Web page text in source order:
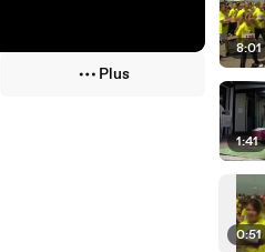
Plus
8:01
1:41
0:51